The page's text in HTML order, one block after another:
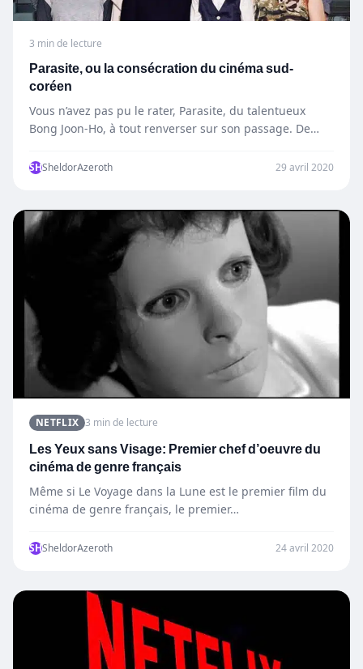
3 min de lecture
Parasite, ou la consécration du cinéma sud-
coréen
Vous n’avez pas pu le rater, Parasite, du talentueux
Bong Joon-Ho, à tout renverser sur son passage. De…
SHSheldorAzeroth 29 avril 2020
NETFLIX 3 min de lecture
Les Yeux sans Visage: Premier chef d’oeuvre du
cinéma de genre français
Même si Le Voyage dans la Lune est le premier film du
cinéma de genre français, le premier…
SHSheldorAzeroth 24 avril 2020